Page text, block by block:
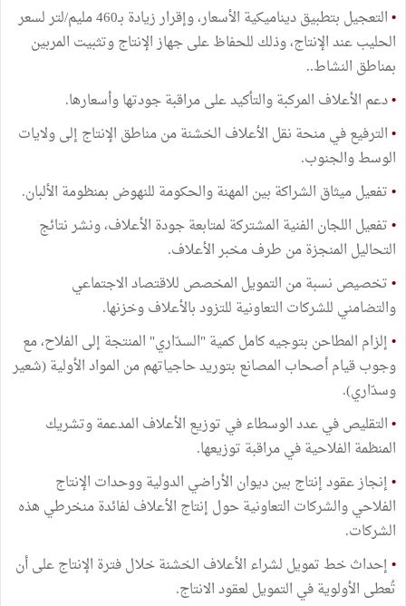
•
التعجيل بتطبيق ديناميكية الأسعار، وإقرار زيادة بـ460 مليم/لتر لسعر
الحليب عند الإنتاج، وذلك للحفاظ على جهاز الإنتاج وتثبيت المربين
بمناطق النشاط..
•دعم الأعلاف المركبة والتأكيد على مراقبة جودتها وأسعارها.
•الترفيع في منحة نقل الأعلاف الخشنة من مناطق الإنتاج إلى ولايات
الوسط والجنوب.
•تفعيل ميثاق الشراكة بين المهنة والحكومة للنهوض بمنظومة الألبان.
•تفعيل اللجان الفنية المشتركة لمتابعة جودة الأعلاف، ونشر نتائج
التحاليل المنجزة من طرف مخبر الأعلاف.
•تخصيص نسبة من التمويل المخصص للاقتصاد الاجتماعي
والتضامني للشركات التعاونية للتزود بالأعلاف وخزنها.
•إلزام المطاحن بتوجيه كامل كمية "السدّاري" المنتجة إلى الفلاح، مع
وجوب قيام أصحاب المصانع بتوريد حاجياتهم من المواد الأولية (شعير
وسدّاري).
•التقليص في عدد الوسطاء في توزيع الأعلاف المدعمة وتشريك
المنظمة الفلاحية في مراقبة توزيعها.
•إنجاز عقود إنتاج بين ديوان الأراضي الدولية ووحدات الإنتاج
الفلاحي والشركات التعاونية حول إنتاج الأعلاف لفائدة منخرطي هذه
الشركات.
•إحداث خط تمويل لشراء الأعلاف الخشنة خلال فترة الإنتاج على أن
تُعطى الأولوية في التمويل لعقود الانتاج.